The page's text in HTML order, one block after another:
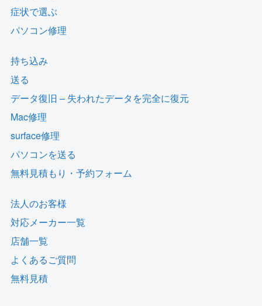
症状で選ぶ
パソコン修理
持ち込み
送る
データ復旧 – 失われたデータを完全に復元
Mac修理
surface修理
パソコンを送る
無料見積もり・予約フォーム
法人のお客様
対応メーカー一覧
店舗一覧
よくあるご質問
無料見積